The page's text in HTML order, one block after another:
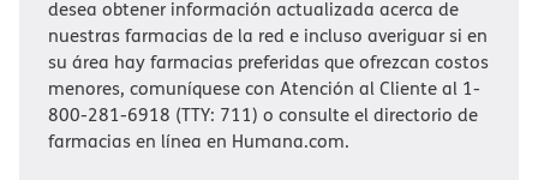
desea obtener información actualizada acerca de
nuestras farmacias de la red e incluso averiguar si en
su área hay farmacias preferidas que ofrezcan costos
menores, comuníquese con Atención al Cliente al 1-
800-281-6918 (TTY: 711) o consulte el directorio de
farmacias en línea en Humana.com.​​